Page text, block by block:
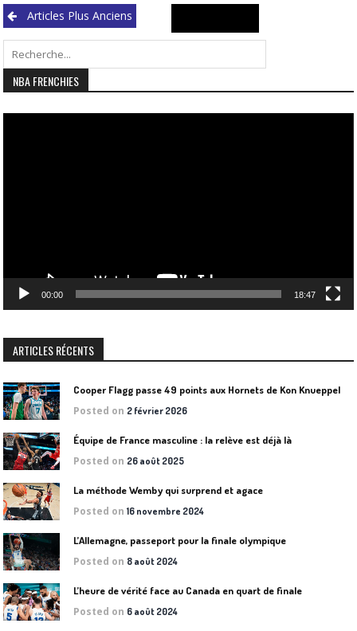
Navigation
des
articles
Articles Plus Anciens
for:
NBA FRENCHIES
00:00 18:47
ARTICLES RÉCENTS
Cooper Flagg passe 49 points aux Hornets de Kon Knueppel
Posted on 2 février 2026
Équipe de France masculine : la relève est déjà là
Posted on 26 août 2025
La méthode Wemby qui surprend et agace
Posted on16 novembre 2024
L’Allemagne, passeport pour la finale olympique
Posted on 8 août 2024
L’heure de vérité face au Canada en quart de finale
Posted on 6 août 2024